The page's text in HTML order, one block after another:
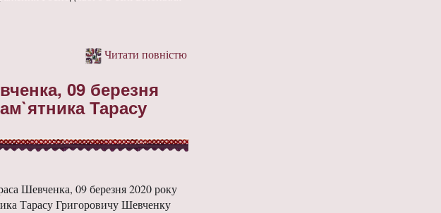
Читати повністю
09 березня
Тарасу
Шевченка, 09 березня 2020 року
Тарасу Григоровичу Шевченку